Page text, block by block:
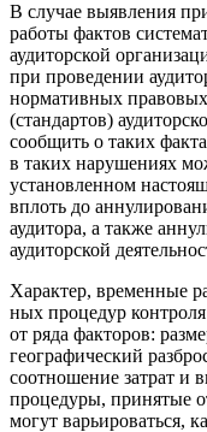
В случае выявления
работы фактов
аудиторской
при проведении
нормативных
(стандартов)
сообщить о таких
в таких нарушениях
установленном
вплоть до
аудитора, а также
аудиторской
Характер, временные
ных процедур
от ряда факторов:
гео­графический
соот­ношение затрат и
процедуры, принятые
могут варьиро­ваться,